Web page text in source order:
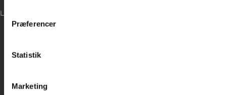
data med andre oplysninger, du har givet dem, eller som de
Præferencer
Statistik
Marketing
LOG IND